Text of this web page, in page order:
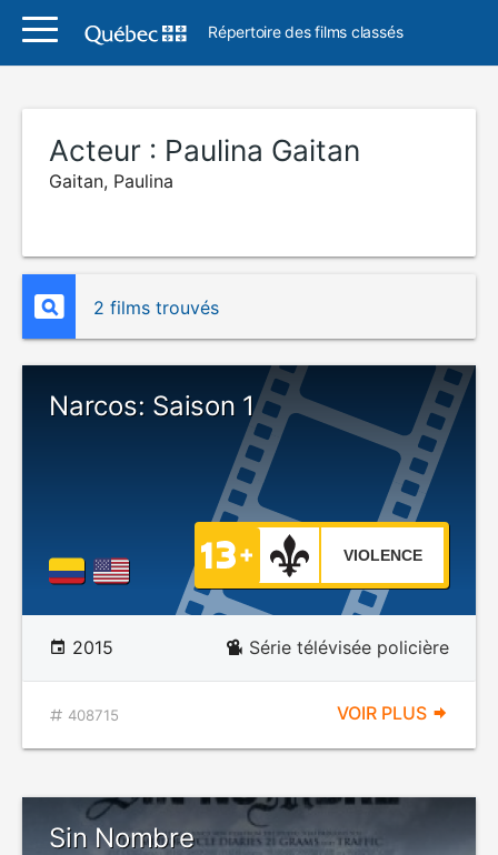
Répertoire des films classés
Acteur : Paulina Gaitan
Gaitan, Paulina
2 films trouvés
Narcos: Saison 1
VIOLENCE
2015 Série télévisée policière
408715 VOIR PLUS
Sin Nombre